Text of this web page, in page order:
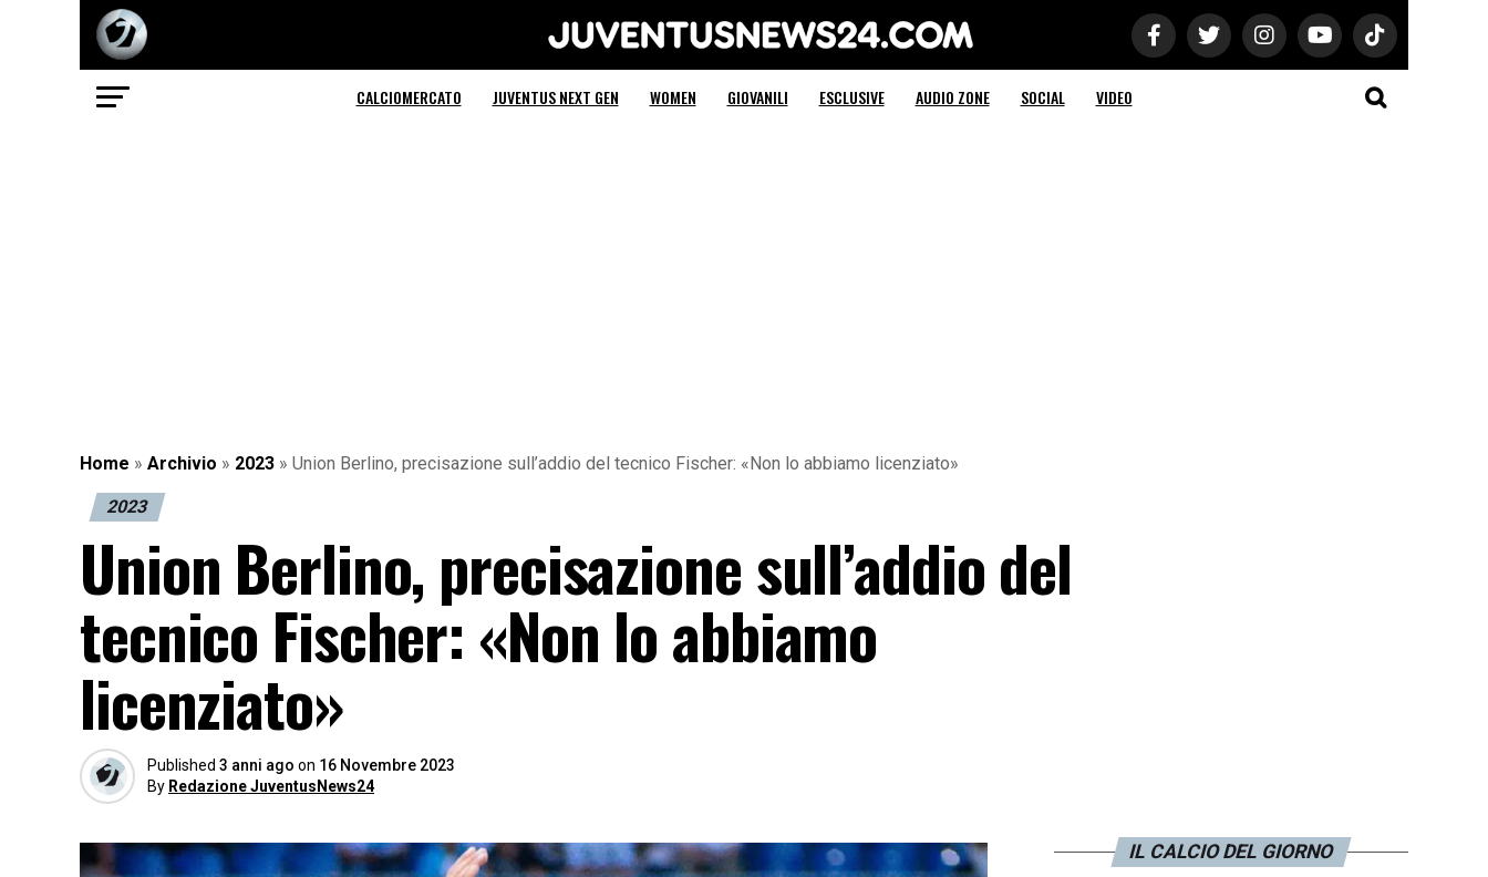
Juventus News 24
CALCIOMERCATO JUVENTUS NEXT GEN WOMEN GIOVANILI ESCLUSIVE AUDIO ZONE SOCIAL VIDEO
Home » Archivio » 2023 » Union Berlino, precisazione sull’addio del tecnico Fischer: «Non lo abbiamo licenziato»
2023
Union Berlino, precisazione sull’addio del
tecnico Fischer: «Non lo abbiamo
licenziato»
Published 3 anni ago on 16 Novembre 2023
By Redazione JuventusNews24
IL CALCIO DEL GIORNO